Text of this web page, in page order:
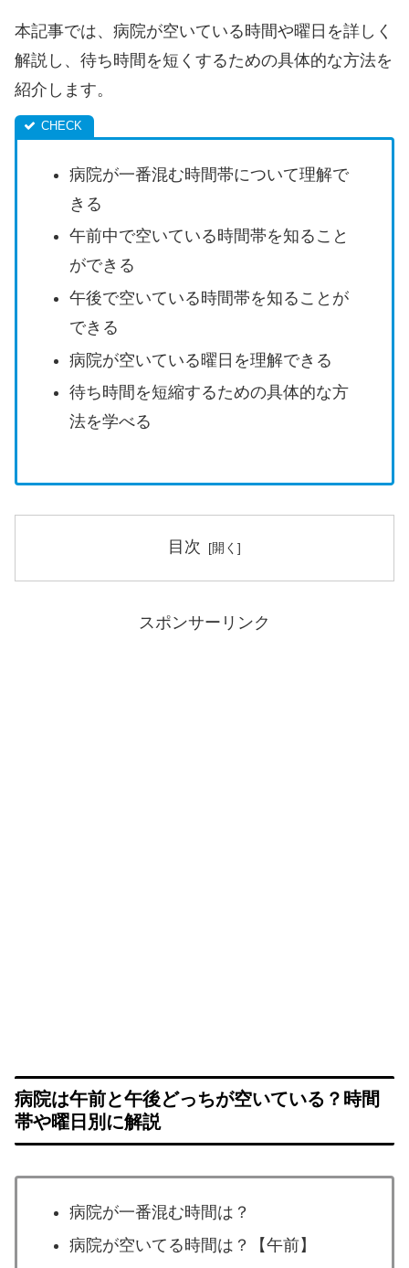
本記事では、病院が空いている時間や曜日を詳しく
解説し、待ち時間を短くするための具体的な方法を
紹介します。
病院が一番混む時間帯について理解で
きる
午前中で空いている時間帯を知ること
ができる
午後で空いている時間帯を知ることが
できる
病院が空いている曜日を理解できる
待ち時間を短縮するための具体的な方
法を学べる
目次
スポンサーリンク
病院は午前と午後どっちが空いている？時間
帯や曜日別に解説
病院が一番混む時間は？
病院が空いてる時間は？【午前】